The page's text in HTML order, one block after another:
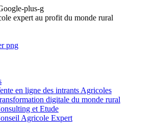
plus-g
expert au profit du monde rural
en ligne des intrants Agricoles
digitale du monde rural
et Etude
Agricole Expert